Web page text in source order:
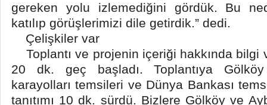
gereken yolu izlemediğini gördük. Bu
katılıp görüşlerimizi dile getirdik.” dedi.
Çelişkiler var
Toplantı ve projenin içeriği hakkında bilgi
20 dk. geç başladı. Toplantıya
karayolları temsileri ve Dünya Bankası
tanıtımı 10 dk. sürdü. Bizlere Gölköy ve